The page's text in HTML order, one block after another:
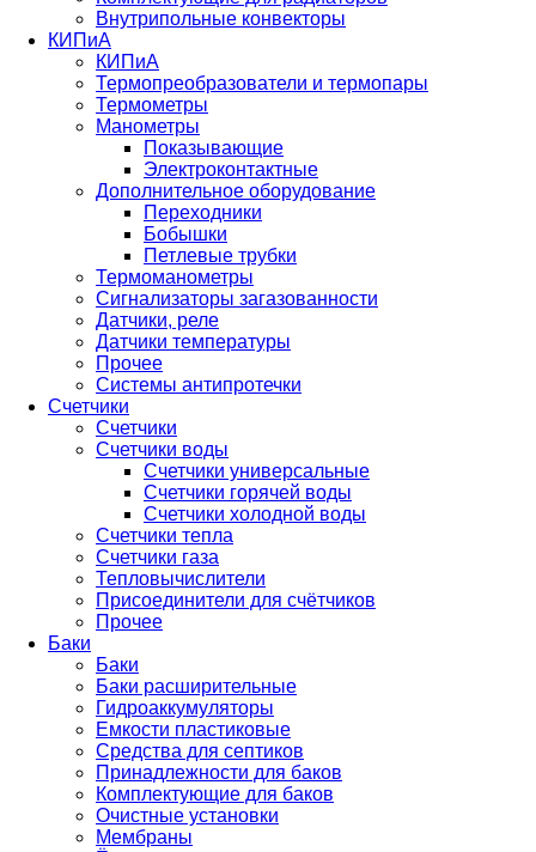
Внутрипольные конвекторы
КИПиА
КИПиА
Термопреобразователи и термопары
Термометры
Манометры
Показывающие
Электроконтактные
Дополнительное оборудование
Переходники
Бобышки
Петлевые трубки
Термоманометры
Сигнализаторы загазованности
Датчики, реле
Датчики температуры
Прочее
Системы антипротечки
Счетчики
Счетчики
Счетчики воды
Счетчики универсальные
Счетчики горячей воды
Счетчики холодной воды
Счетчики тепла
Счетчики газа
Тепловычислители
Присоединители для счётчиков
Прочее
Баки
Баки
Баки расширительные
Гидроаккумуляторы
Емкости пластиковые
Средства для септиков
Принадлежности для баков
Комплектующие для баков
Очистные установки
Мембраны